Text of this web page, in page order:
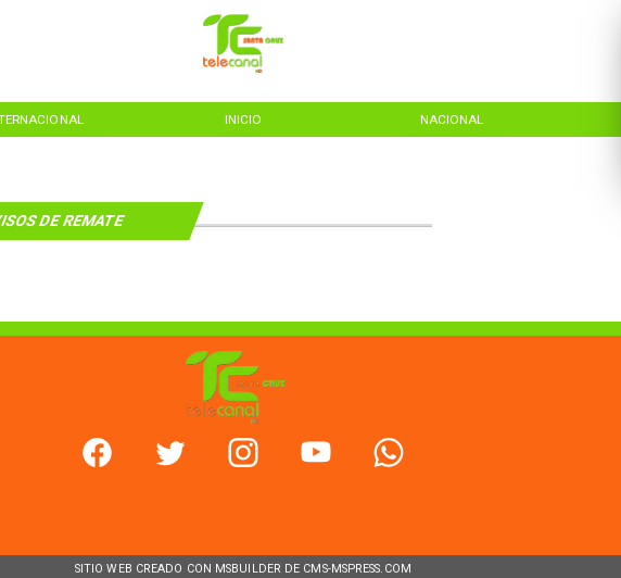
INICIO NACIONAL
DE REMATE
SITIO WEB CREADO CON MSBUILDER DE CMS-MSPRESS.COM